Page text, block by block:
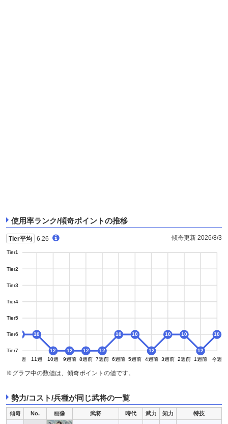
使用率ランク/傾奇ポイントの推移
Tier平均 6.26 傾奇更新 2026/8/3
Tier1
Tier2
Tier3
Tier4
Tier5
Tier6
Tier7
12週 11週 10週 9週前 8週前 7週前 6週前 5週前 4週前 3週前 2週前 1週前 今週
10 10 10
12 12 12 12
10 10
12
10 10
12
10
※グラフ中の数値は、傾奇ポイントの値です。
勢力/コスト/兵種が同じ武将の一覧
傾奇 No. 画像 武将 時代 武力 知力 特技